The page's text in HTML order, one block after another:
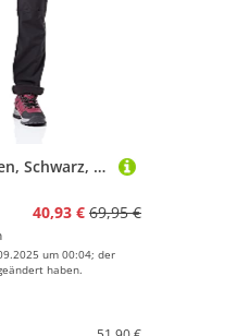
CMP - Damenhosen, Schwarz, C18
40,93 € 69,95 €
um 00:04; der
haben.